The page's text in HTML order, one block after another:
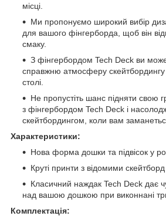
місці.
Ми пропонуємо широкий вибір
для вашого фінгерборда, щоб він
смаку.
З фінгербордом Tech Deck ви
справжню атмосферу
столі.
Не пропустіть шанс підняти свою
з фінгербордом Tech Deck і
скейтбордингом, коли вам
Характеристики:
Нова форма дошки та підвісок у
Круті принти з відомими
Класичний наждак Tech Deck дає
над вашою дошкою при виконнані
Комплектація: